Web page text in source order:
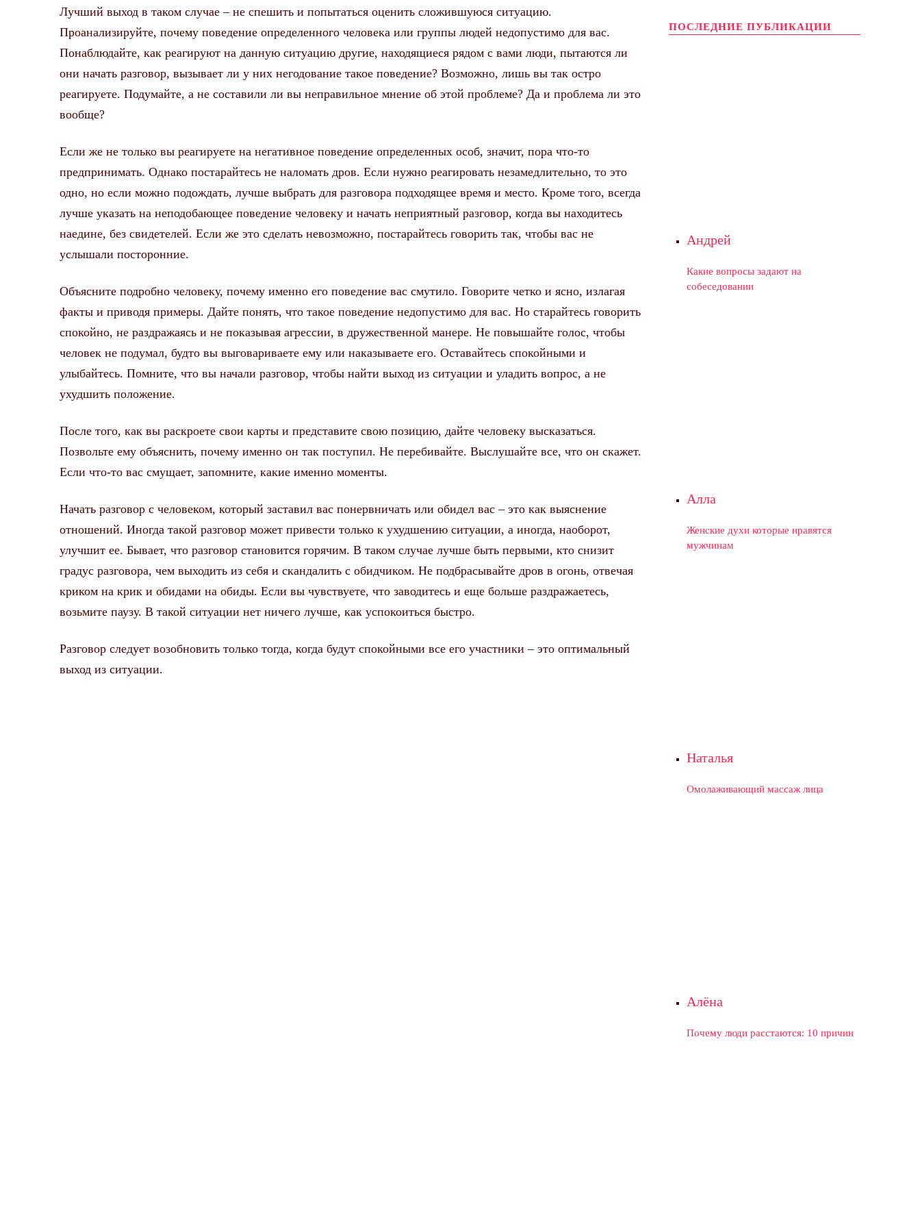
Лучший выход в таком случае – не спешить и попытаться оценить сложившуюся ситуацию.
Проанализируйте, почему поведение определенного человека или группы людей недопустимо для вас.
Понаблюдайте, как реагируют на данную ситуацию другие, находящиеся рядом с вами люди, пытаются ли
они начать разговор, вызывает ли у них негодование такое поведение? Возможно, лишь вы так остро
реагируете. Подумайте, а не составили ли вы неправильное мнение об этой проблеме? Да и проблема ли это
вообще?
Если же не только вы реагируете на негативное поведение определенных особ, значит, пора что-то
предпринимать. Однако постарайтесь не наломать дров. Если нужно реагировать незамедлительно, то это
одно, но если можно подождать, лучше выбрать для разговора подходящее время и место. Кроме того, всегда
лучше указать на неподобающее поведение человеку и начать неприятный разговор, когда вы находитесь
наедине, без свидетелей. Если же это сделать невозможно, постарайтесь говорить так, чтобы вас не
услышали посторонние.
Объясните подробно человеку, почему именно его поведение вас смутило. Говорите четко и ясно, излагая
факты и приводя примеры. Дайте понять, что такое поведение недопустимо для вас. Но старайтесь говорить
спокойно, не раздражаясь и не показывая агрессии, в дружественной манере. Не повышайте голос, чтобы
человек не подумал, будто вы выговариваете ему или наказываете его. Оставайтесь спокойными и
улыбайтесь. Помните, что вы начали разговор, чтобы найти выход из ситуации и уладить вопрос, а не
ухудшить положение.
После того, как вы раскроете свои карты и представите свою позицию, дайте человеку высказаться.
Позвольте ему объяснить, почему именно он так поступил. Не перебивайте. Выслушайте все, что он скажет.
Если что-то вас смущает, запомните, какие именно моменты.
Начать разговор с человеком, который заставил вас понервничать или обидел вас – это как выяснение
отношений. Иногда такой разговор может привести только к ухудшению ситуации, а иногда, наоборот,
улучшит ее. Бывает, что разговор становится горячим. В таком случае лучше быть первыми, кто снизит
градус разговора, чем выходить из себя и скандалить с обидчиком. Не подбрасывайте дров в огонь, отвечая
криком на крик и обидами на обиды. Если вы чувствуете, что заводитесь и еще больше раздражаетесь,
возьмите паузу. В такой ситуации нет ничего лучше, как успокоиться быстро.
Разговор следует возобновить только тогда, когда будут спокойными все его участники – это оптимальный
выход из ситуации.
ПОСЛЕДНИЕ ПУБЛИКАЦИИ
Андрей
Какие вопросы задают на
собеседовании
Алла
Женские духи которые нравятся
мужчинам
Наталья
Омолаживающий массаж лица
Алёна
Почему люди расстаются: 10 причин